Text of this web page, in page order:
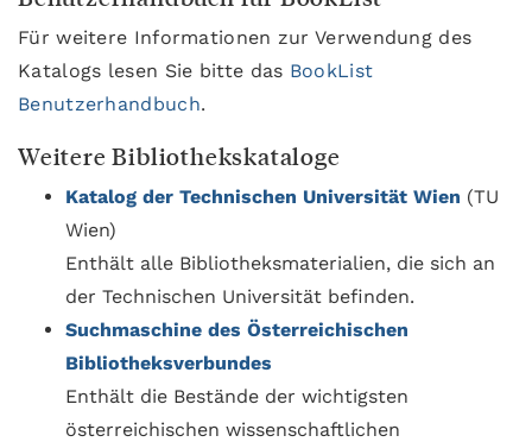
Für weitere Informationen zur Verwendung des
Katalogs lesen Sie bitte das BookList
Benutzerhandbuch.
Weitere Bibliothekskataloge
Katalog der Technischen Universität Wien (TU
Wien)
Enthält alle Bibliotheksmaterialien, die sich an
der Technischen Universität befinden.
Suchmaschine des Österreichischen
Bibliotheksverbundes
Enthält die Bestände der wichtigsten
österreichischen wissenschaftlichen